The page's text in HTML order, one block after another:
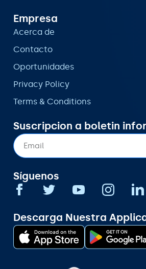
Empresa
Acerca de
Contacto
Oportunidades
Privacy Policy
Terms & Conditions
Suscripcion a boletin
Síguenos
Descarga Nuestra